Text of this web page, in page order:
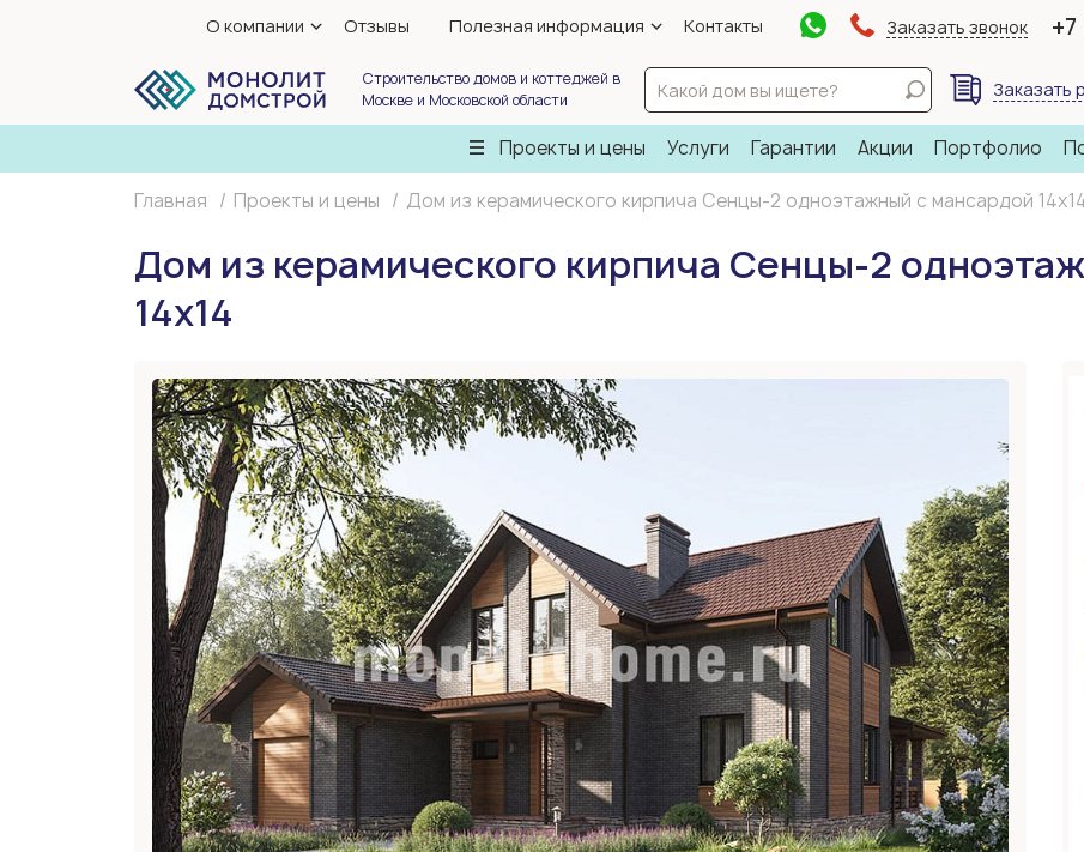
О компании Отзывы Полезная информация Контакты Заказать звонок
Строительство домов и коттеджей в
Москве и Московской области
Заказать
Проекты и цены Услуги Гарантии Акции Портфолио
Главная Проекты и цены Дом из керамического кирпича Сенцы-2 одноэтажный с мансардой
Дом из керамического кирпича Сенцы-2
14х14